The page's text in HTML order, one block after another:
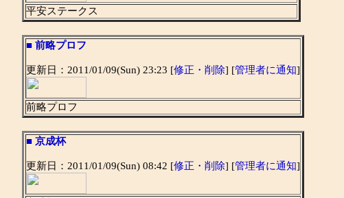
平安ステークス
■ 前略プロフ
更新日：2011/01/09(Sun) 23:23 [修正・削除] [管理者に通知]
前略プロフ
■ 京成杯
更新日：2011/01/09(Sun) 08:42 [修正・削除] [管理者に通知]